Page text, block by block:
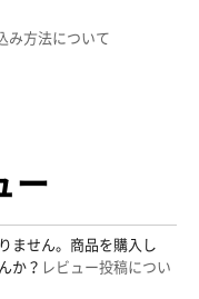
み方法について
ー
ません。商品を購入し
か？ レビュー投稿につい